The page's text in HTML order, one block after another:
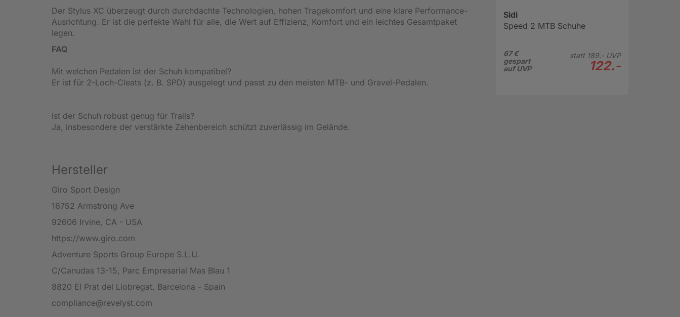
Der Stylus XC überzeugt durch durchdachte Technologien, hohen Tragekomfort und eine klare Performance-
Ausrichtung. Er ist die perfekte Wahl für alle, die Wert auf Effizienz, Komfort und ein leichtes Gesamtpaket
legen.
FAQ
Mit welchen Pedalen ist der Schuh kompatibel?
Er ist für 2-Loch-Cleats (z. B. SPD) ausgelegt und passt zu den meisten MTB- und Gravel-Pedalen.
Ist der Schuh robust genug für Trails?
Ja, insbesondere der verstärkte Zehenbereich schützt zuverlässig im Gelände.
Sidi
Speed 2 MTB Schuhe
67 €
gespart
auf UVP
statt 189.-UVP
122.-
Hersteller
Giro Sport Design
16752 Armstrong Ave
92606 Irvine, CA - USA
https://www.giro.com
Adventure Sports Group Europe S.L.U.
C/Canudas 13-15, Parc Empresarial Mas Blau 1
8820 El Prat del Liobregat, Barcelona - Spain
compliance@revelyst.com